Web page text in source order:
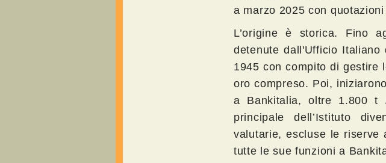
a marzo 2025 con
L’origine è storica. Fino
detenute dall'Ufficio Italiano
1945 con compito di gestire
oro compreso. Poi,
a Bankitalia, oltre 1.800 t
principale dell’Istituto
valutarie, escluse le riserve
tutte le sue funzioni a